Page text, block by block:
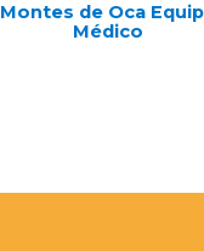
Montes de Oca
Médico